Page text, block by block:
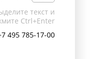
текст и
Ctrl+Enter
495 785-17-00